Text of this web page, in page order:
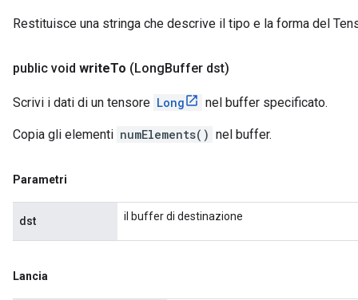
Restituisce una stringa che descrive il tipo e la forma del
public void writeTo (LongBuffer dst)
Scrivi i dati di un tensore Long nel buffer specificato.
Copia gli elementi numElements() nel buffer.
Parametri
dst il buffer di destinazione
Lancia